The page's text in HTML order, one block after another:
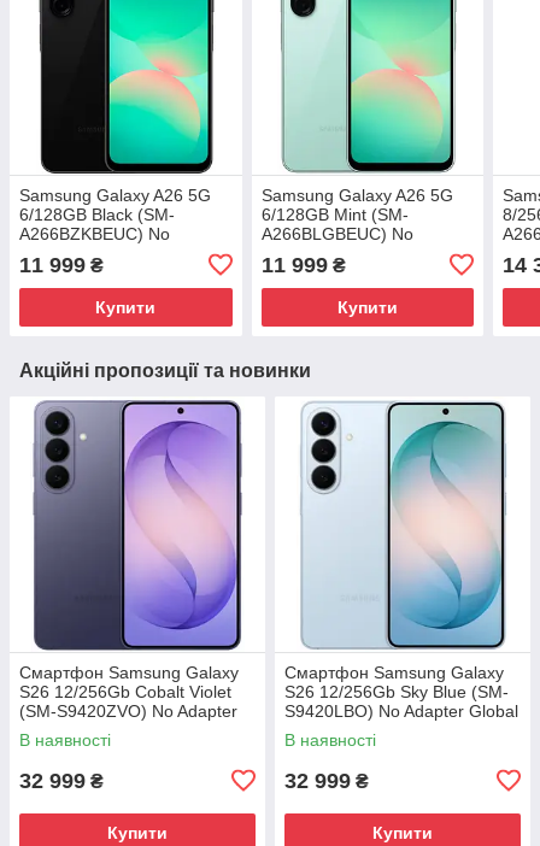
Samsung Galaxy A26 5G
6/128GB Black (SM-
A266BZKBEUC) No
11 999 ₴
Купити
Samsung Galaxy A26 5G
6/128GB Mint (SM-
A266BLGBEUC) No
11 999₴
Купити
8/
14
Акційні пропозиції та новинки
Смартфон Samsung Galaxy
S26 12/256Gb Cobalt Violet
(SM-S9420ZVO) No Adapter
Global version
В наявності
32 999 ₴
Купити
Смартфон Samsung Galaxy
S26 12/256Gb Sky Blue (SM-
S9420LBO) No Adapter Global
version
В наявності
32 999 ₴
Купити